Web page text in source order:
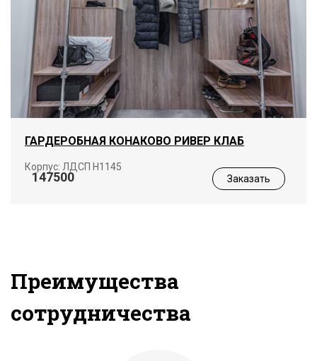
ГАРДЕРОБНАЯ КОНАКОВО РИВЕР КЛАБ
Корпус: ЛДСП Н1145
147500 Заказать
Преимущества
сотрудничества